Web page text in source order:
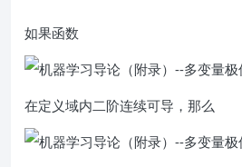
如果函数
在定义域内二阶连续可导，那么